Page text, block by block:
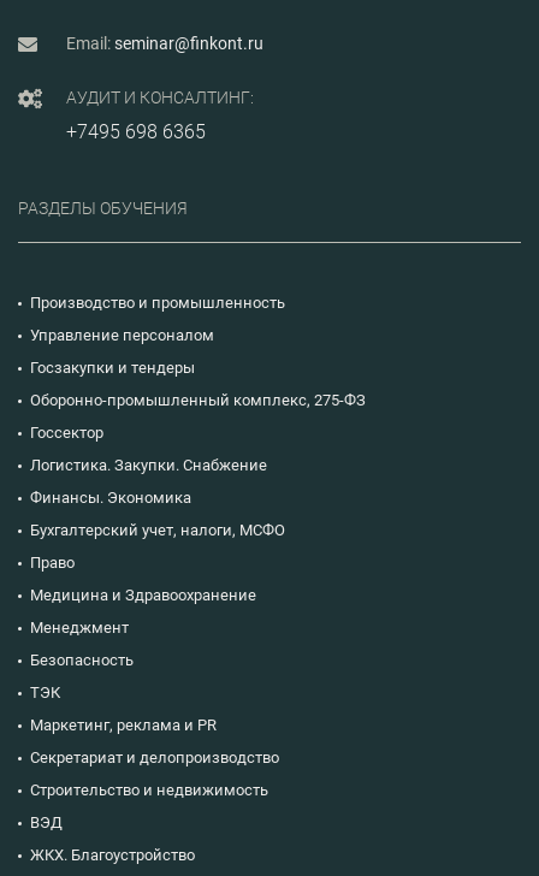
Email:seminar@finkont.ru
АУДИТ И КОНСАЛТИНГ:
+7495 698 6365
РАЗДЕЛЫ ОБУЧЕНИЯ
Производство и промышленность
Управление персоналом
Госзакупки и тендеры
Оборонно-промышленный комплекс, 275-ФЗ
Госсектор
Логистика. Закупки. Снабжение
Финансы. Экономика
Бухгалтерский учет, налоги, МСФО
Право
Медицина и Здравоохранение
Менеджмент
Безопасность
ТЭК
Маркетинг, реклама и PR
Секретариат и делопроизводство
Строительство и недвижимость
ВЭД
ЖКХ. Благоустройство